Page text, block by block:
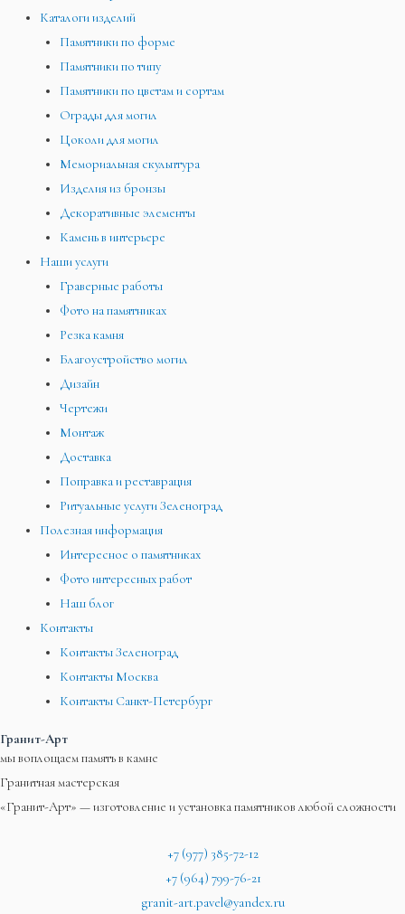
Каталоги изделий
Памятники по форме
Памятники по типу
Памятники по цветам и сортам
Ограды для могил
Цоколи для могил
Мемориальная скульптура
Изделия из бронзы
Декоративные элементы
Камень в интерьере
Наши услуги
Граверные работы
Фото на памятниках
Резка камня
Благоустройство могил
Дизайн
Чертежи
Монтаж
Доставка
Поправка и реставрация
Ритуальные услуги Зеленоград
Полезная информация
Интересное о памятниках
Фото интересных работ
Наш блог
Контакты
Контакты Зеленоград
Контакты Москва
Контакты Санкт-Петербург
Гранит-Арт
мы воплощаем память в камне
Гранитная мастерская
«Гранит-Арт» — изготовление и установка памятников любой сложности
+7 (977) 385-72-12
+7 (964) 799-76-21
granit-art.pavel@yandex.ru